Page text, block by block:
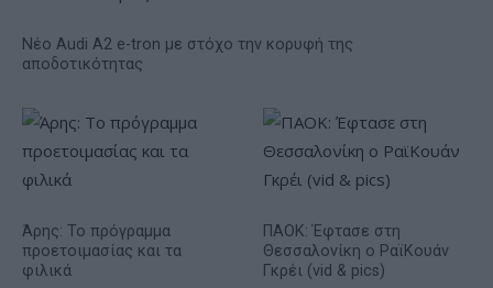
Νέο Audi A2 e-tron με στόχο την κορυφή της
αποδοτικότητας
Άρης: Το πρόγραμμα
προετοιμασίας και τα
φιλικά
ΠΑΟΚ: Έφτασε στη
Θεσσαλονίκη ο ΡαϊΚουάν
Γκρέι (vid & pics)